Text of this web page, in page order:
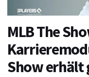
MLB The
Show erhält